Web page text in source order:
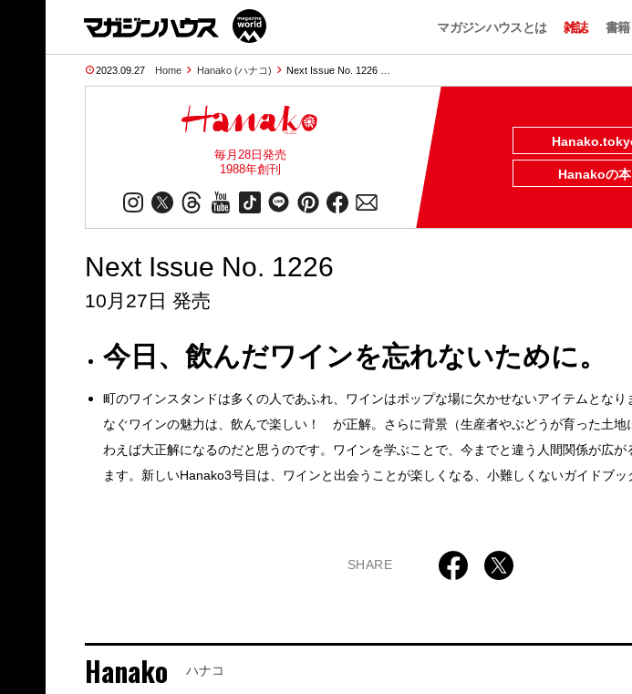
マガジンハウスとは 雑誌 書籍
2023.09.27 Home Hanako (ハナコ) Next Issue No. 1226 …
毎月28日発売
1988年創刊
Hanakoの本
Next Issue No. 1226
10月27日 発売
今日、飲んだワインを忘れないために。
町のワインスタンドは多くの人であふれ、ワインはポップな場に欠かせないアイテムとなり
なぐワインの魅力は、飲んで楽しい！ が正解。さらに背景（生産者やぶどうが育った土地
わえば大正解になるのだと思うのです。ワインを学ぶことで、今までと違う人間関係が広が
ます。新しいHanako3号目は、ワインと出会うことが楽しくなる、小難しくないガイドブッ
SHARE
Hanako ハナコ